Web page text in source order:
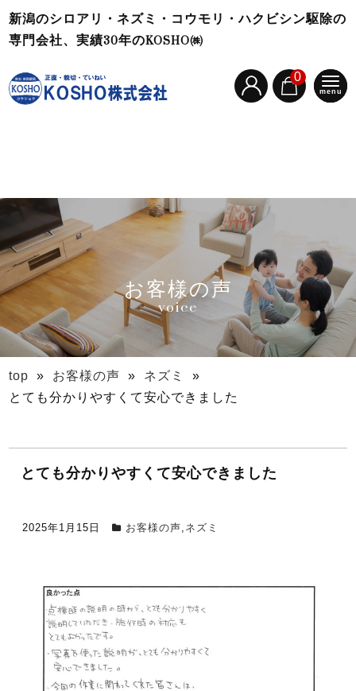
新潟のシロアリ・ネズミ・コウモリ・ハクビシン駆除の
専門会社、実績30年のKOSHO㈱
0
menu
お客様の声
voice
top » お客様の声 » ネズミ
»
とても分かりやすくて安心できました
とても分かりやすくて安心できました
2025年1月15日 お客様の声, ネズミ